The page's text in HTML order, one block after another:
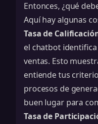
Entonces, ¿qué
Aquí hay algunas
Tasa de
el chatbot
ventas. Esto
entiende tus
procesos de
buen lugar para
Tasa de